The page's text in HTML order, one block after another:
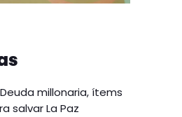
millonaria, ítems
salvar La Paz